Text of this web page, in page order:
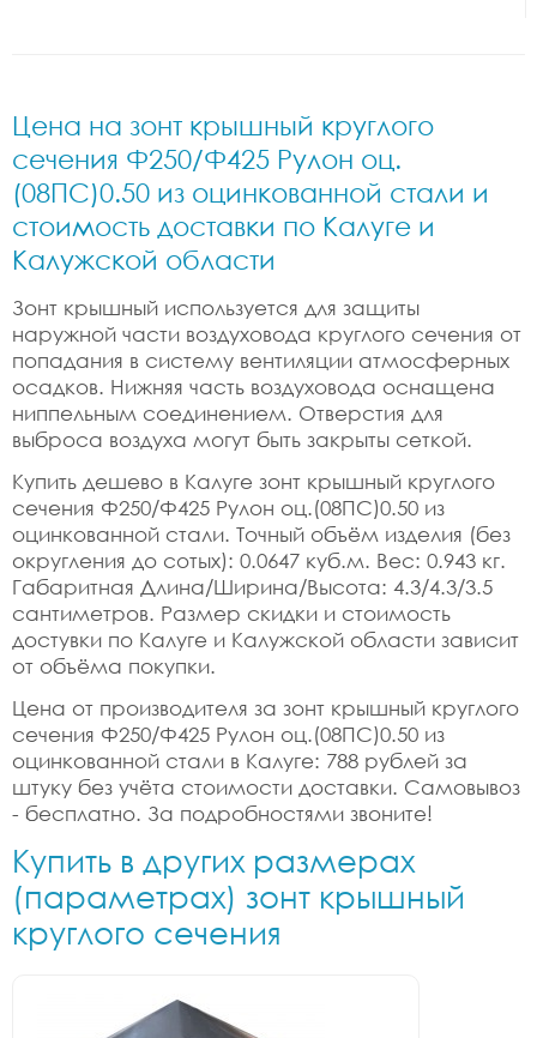
Цена на зонт крышный круглого
сечения Ф250/Ф425 Рулон оц.
(08ПС)0.50 из оцинкованной стали и
стоимость доставки по Калуге и
Калужской области
Зонт крышный используется для защиты
наружной части воздуховода круглого сечения от
попадания в систему вентиляции атмосферных
осадков. Нижняя часть воздуховода оснащена
ниппельным соединением. Отверстия для
выброса воздуха могут быть закрыты сеткой.
Купить дешево в Калуге зонт крышный круглого
сечения Ф250/Ф425 Рулон оц.(08ПС)0.50 из
оцинкованной стали. Точный объём изделия (без
округления до сотых): 0.0647 куб.м. Вес: 0.943 кг.
Габаритная Длина/Ширина/Высота: 4.3/4.3/3.5
сантиметров. Размер скидки и стоимость
достувки по Калуге и Калужской области зависит
от объёма покупки.
Цена от производителя за зонт крышный круглого
сечения Ф250/Ф425 Рулон оц.(08ПС)0.50 из
оцинкованной стали в Калуге: 788 рублей за
штуку без учёта стоимости доставки. Самовывоз
- бесплатно. За подробностями звоните!
Купить в других размерах
(параметрах) зонт крышный
круглого сечения